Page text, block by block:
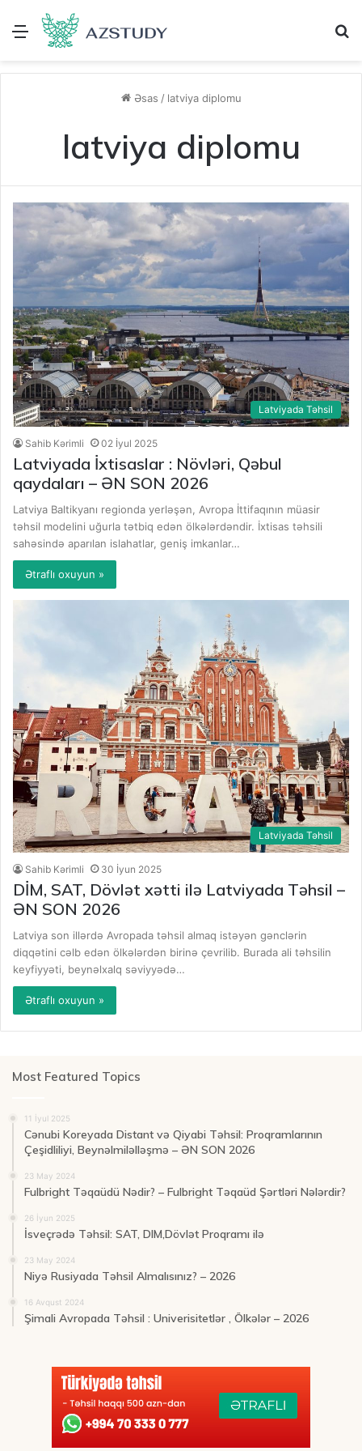
Menu
Əsas / latviya diplomu
latviya diplomu
Latviyada Təhsil
Sahib Kərimli 02 İyul 2025
Latviyada İxtisaslar : Növləri, Qəbul
qaydaları – ƏN SON 2026
Latviya Baltikyanı regionda yerləşən, Avropa İttifaqının müasir
təhsil modelini uğurla tətbiq edən ölkələrdəndir. İxtisas təhsili
sahəsində aparılan islahatlar, geniş imkanlar…
Ətraflı oxuyun »
Latviyada Təhsil
Sahib Kərimli 30 İyun 2025
DİM, SAT, Dövlət xətti ilə Latviyada Təhsil –
ƏN SON 2026
Latviya son illərdə Avropada təhsil almaq istəyən gənclərin
diqqətini cəlb edən ölkələrdən birinə çevrilib. Burada ali təhsilin
keyfiyyəti, beynəlxalq səviyyədə…
Ətraflı oxuyun »
Most Featured Topics
11 İyul 2025
Cənubi Koreyada Distant və Qiyabi Təhsil: Proqramlarının
Çeşidliliyi, Beynəlmiləlləşmə – ƏN SON 2026
23 May 2024
Fulbright Təqaüdü Nədir? – Fulbright Təqaüd Şərtləri Nələrdir?
26 İyun 2025
İsveçrədə Təhsil: SAT, DIM,Dövlət Proqramı ilə
23 May 2024
Niyə Rusiyada Təhsil Almalısınız? – 2026
16 Avqust 2024
Şimali Avropada Təhsil : Univerisitetlər , Ölkələr – 2026